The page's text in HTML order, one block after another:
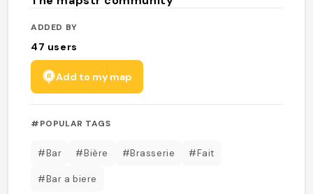
ADDED BY
47 users
Add to my map
#POPULAR TAGS
#Bar #Bière #Brasserie #Fait
#Bar a biere